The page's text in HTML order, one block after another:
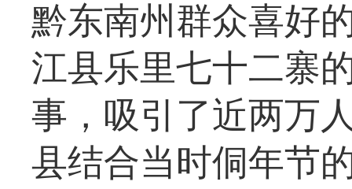
黔东南州群众喜好
江县乐里七十二寨
事，吸引了近两万
县结合当时侗年节